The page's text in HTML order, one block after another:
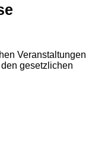
3Veranstaltungen
gesetzlichen